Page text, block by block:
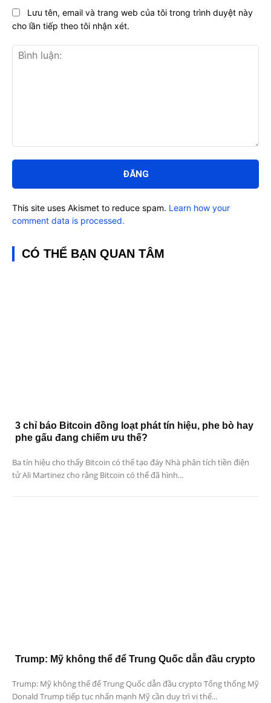
luận:
Lưu tên, email và trang web của tôi trong trình duyệt này
cho lần tiếp theo tôi nhận xét.
This site uses Akismet to reduce spam. Learn how your
comment data is processed.
CÓ THỂ BẠN QUAN TÂM
3 chỉ báo Bitcoin đồng loạt phát tín hiệu, phe bò hay
phe gấu đang chiếm ưu thế?
Ba tín hiệu cho thấy Bitcoin có thể tạo đáy Nhà phân tích tiền điện
tử Ali Martinez cho rằng Bitcoin có thể đã hình...
Trump: Mỹ không thể để Trung Quốc dẫn đầu crypto
Trump: Mỹ không thể để Trung Quốc dẫn đầu crypto Tổng thống Mỹ
Donald Trump tiếp tục nhấn mạnh Mỹ cần duy trì vị thế...